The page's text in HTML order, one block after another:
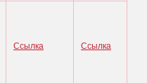
Ссылка Ссылка